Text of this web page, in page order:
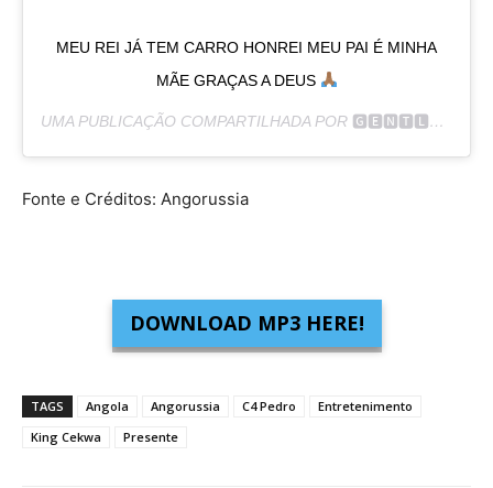
MEU REI JÁ TEM CARRO HONREI MEU PAI É MINHA
MÃE GRAÇAS A DEUS
UMA PUBLICAÇÃO COMPARTILHADA POR 🅶🅴🅽🆃🅻🅴🅼🅰🅽
Fonte e Créditos: Angorussia
DOWNLOAD MP3 HERE!
TAGS Angola Angorussia C4 Pedro
Entretenimento
King Cekwa
Presente